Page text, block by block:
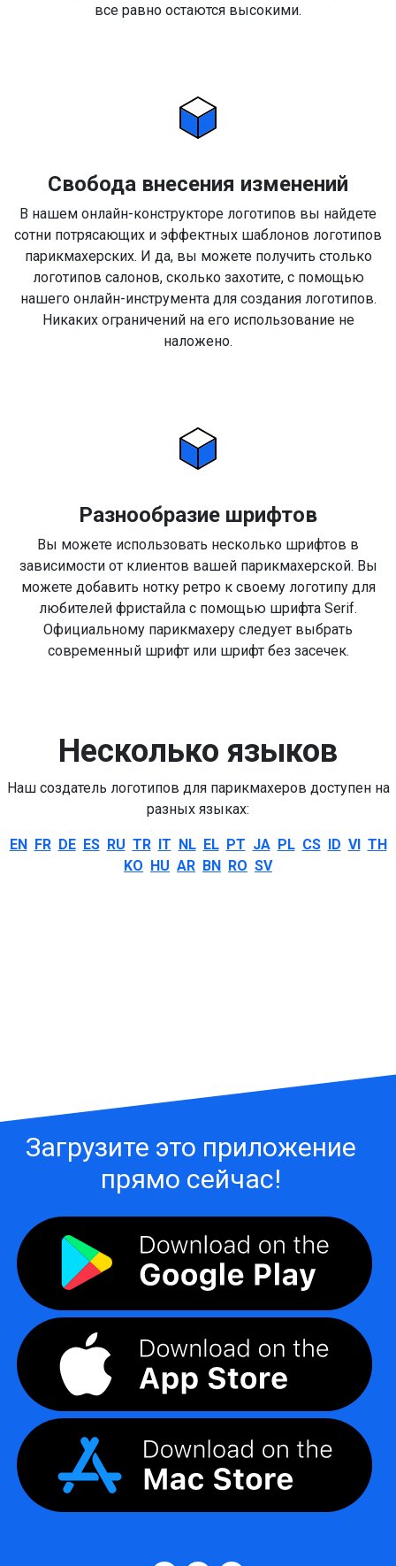
все равно остаются высокими.
Свобода внесения изменений
В нашем онлайн-конструкторе логотипов вы найдете
сотни потрясающих и эффектных шаблонов логотипов
парикмахерских. И да, вы можете получить столько
логотипов салонов, сколько захотите, с помощью
нашего онлайн-инструмента для создания логотипов.
Никаких ограничений на его использование не
наложено.
Разнообразие шрифтов
Вы можете использовать несколько шрифтов в
зависимости от клиентов вашей парикмахерской. Вы
можете добавить нотку ретро к своему логотипу для
любителей фристайла с помощью шрифта Serif.
Официальному парикмахеру следует выбрать
современный шрифт или шрифт без засечек.
Несколько языков
Наш создатель логотипов для парикмахеров доступен на
разных языках:
EN FR DE ES RU TR IT NL EL PT JA PL CS ID VI TH
KO HU AR BN RO SV
Загрузите это приложение
прямо сейчас!